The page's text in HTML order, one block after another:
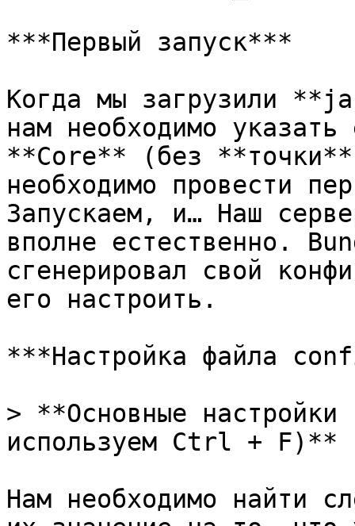
***Первый запуск***
Когда мы загрузили
нам необходимо
**Core** (без
необходимо провести
Запускаем, и… Наш
вполне естественно.
сгенерировал свой
его настроить.
***Настройка файла
> **Основные настройки
используем Ctrl + F)**
Нам необходимо найти